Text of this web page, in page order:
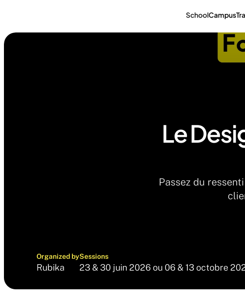
SchoolCampus
Le
Passez du
Organized by
Rubika
Sessions
23 & 30 juin 2026 ou 06 & 13 octobre